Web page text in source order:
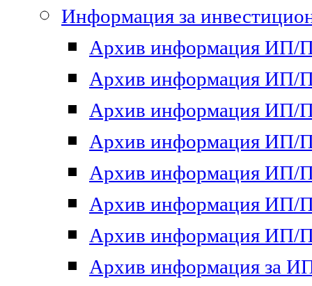
Информация за
Архив информация ИП/
Архив информация ИП/
Архив информация ИП/
Архив информация ИП/
Архив информация ИП/
Архив информация ИП/
Архив информация ИП/
Архив информация за